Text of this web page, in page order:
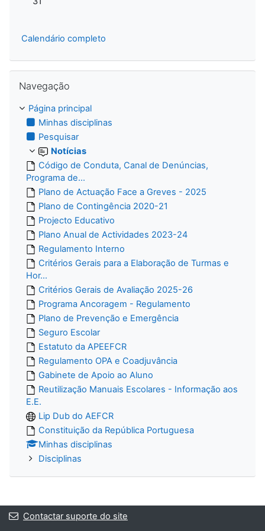
Calendário completo
Navegação
Página principal
Minhas disciplinas
Pesquisar
Notícias
Código de Conduta, Canal de Denúncias,
Programa de...
Plano de Actuação Face a Greves - 2025
Plano de Contingência 2020-21
Projecto Educativo
Plano Anual de Actividades 2023-24
Regulamento Interno
Critérios Gerais para a Elaboração de Turmas e
Hor...
Critérios Gerais de Avaliação 2025-26
Programa Ancoragem - Regulamento
Plano de Prevenção e Emergência
Seguro Escolar
Estatuto da APEEFCR
Regulamento OPA e Coadjuvância
Gabinete de Apoio ao Aluno
Reutilização Manuais Escolares - Informação aos
E.E.
Lip Dub do AEFCR
Constituição da República Portuguesa
Minhas disciplinas
Disciplinas
Contactar suporte do site